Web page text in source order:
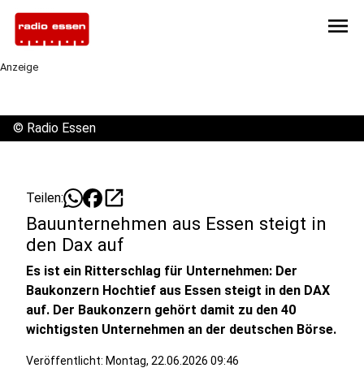
menu
Anzeige
© Radio Essen
Teilen: open_in_new
Bauunternehmen aus Essen steigt in
den Dax auf
Es ist ein Ritterschlag für Unternehmen: Der
Baukonzern Hochtief aus Essen steigt in den DAX
auf. Der Baukonzern gehört damit zu den 40
wichtigsten Unternehmen an der deutschen Börse.
Veröffentlicht: Montag, 22.06.2026 09:46